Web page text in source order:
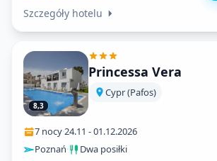
Szczegóły hotelu
8,3
Princessa Vera
Cypr (Pafos)
7 nocy·24.11 -01.12.2026
Poznań· Dwa posiłki